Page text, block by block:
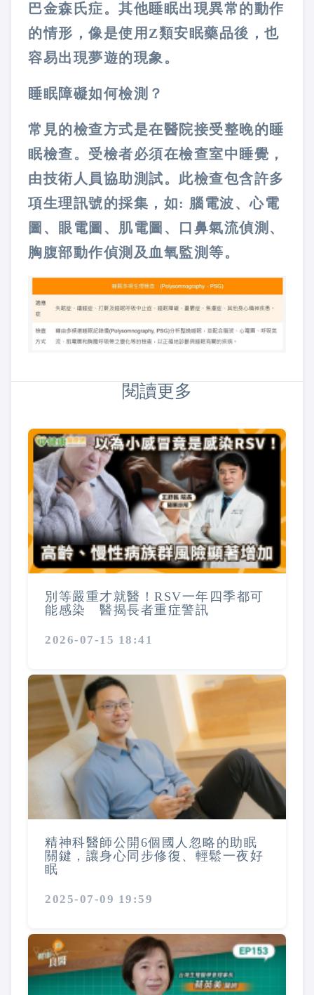
巴金森氏症。其他睡眠出現異常的動作
的情形，像是使用Z類安眠藥品後，也
容易出現夢遊的現象。
睡眠障礙如何檢測？
常見的檢查方式是在醫院接受整晚的睡
眠檢查。受檢者必須在檢查室中睡覺，
由技術人員協助測試。此檢查包含許多
項生理訊號的採集，如: 腦電波、心電
圖、眼電圖、肌電圖、口鼻氣流偵測、
胸腹部動作偵測及血氧監測等。
閱讀更多
別等嚴重才就醫！RSV一年四季都可
能感染 醫揭長者重症警訊
2026-07-15 18:41
精神科醫師公開6個國人忽略的助眠
關鍵，讓身心同步修復、輕鬆一夜好
眠
2025-07-09 19:59